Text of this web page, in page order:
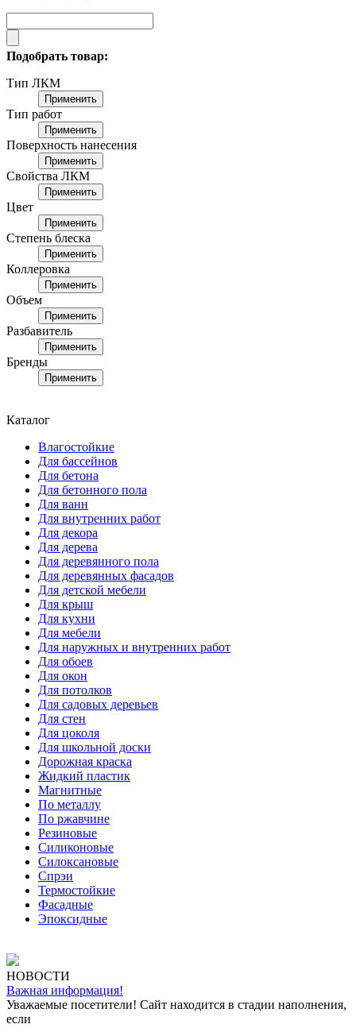
Подобрать товар:
Тип ЛКМ
Применить
Тип работ
Применить
Поверхность нанесения
Применить
Свойства ЛКМ
Применить
Цвет
Применить
Степень блеска
Применить
Коллеровка
Применить
Объем
Применить
Разбавитель
Применить
Бренды
Применить
Каталог
Влагостойкие
Для бассейнов
Для бетона
Для бетонного пола
Для ванн
Для внутренних работ
Для декора
Для дерева
Для деревянного пола
Для деревянных фасадов
Для детской мебели
Для крыш
Для кухни
Для мебели
Для наружных и внутренних работ
Для обоев
Для окон
Для потолков
Для садовых деревьев
Для стен
Для цоколя
Для школьной доски
Дорожная краска
Жидкий пластик
Магнитные
По металлу
По ржавчине
Резиновые
Силиконовые
Силоксановые
Спрэи
Термостойкие
Фасадные
Эпоксидные
НОВОСТИ
Важная информация!
Уважаемые посетители! Сайт находится в стадии наполнения,
если